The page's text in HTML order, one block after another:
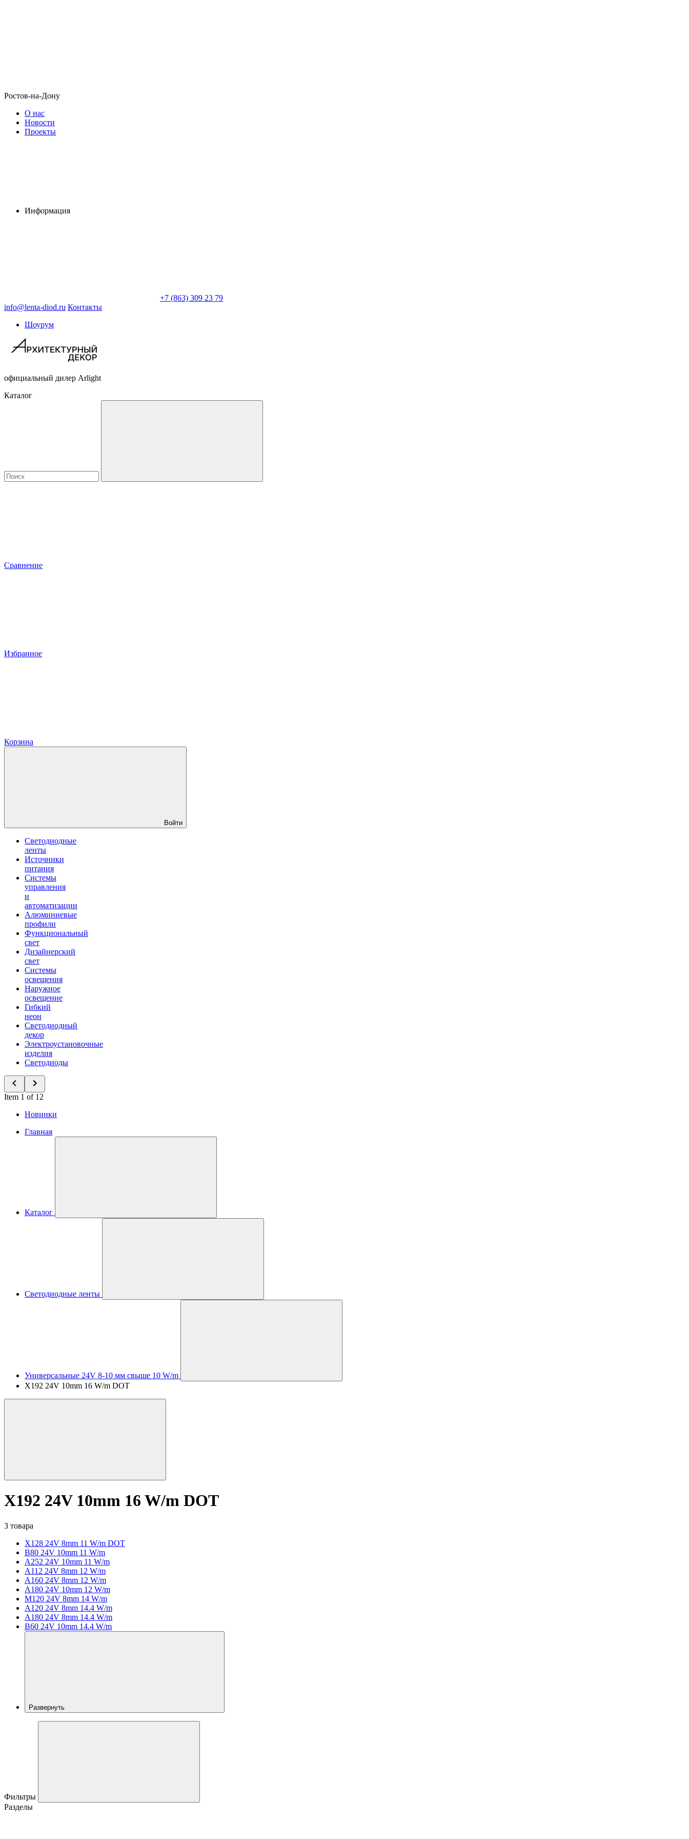
Ростов-на-Дону
О нас
Новости
Проекты
Информация
+7 (863) 309 23 79
info@lenta-diod.ru Контакты
Шоурум
официальный дилер Arlight
Каталог
Сравнение
Избранное
Корзина
Войти
Светодиодные
ленты
Источники
питания
Системы
управления
и
автоматизации
Алюминиевые
профили
Функциональный
свет
Дизайнерский
свет
Системы
освещения
Наружное
освещение
Гибкий
неон
Светодиодный
декор
Электроустановочные
изделия
Светодиоды
Item 1 of 12
Новинки
Главная
Каталог
Светодиодные ленты
Универсальные 24V 8-10 мм свыше 10 W/m
X192 24V 10mm 16 W/m DOT
X192 24V 10mm 16 W/m DOT
3 товара
X128 24V 8mm 11 W/m DOT
B80 24V 10mm 11 W/m
A252 24V 10mm 11 W/m
A112 24V 8mm 12 W/m
A160 24V 8mm 12 W/m
A180 24V 10mm 12 W/m
M120 24V 8mm 14 W/m
A120 24V 8mm 14.4 W/m
A180 24V 8mm 14.4 W/m
B60 24V 10mm 14.4 W/m
Развернуть
Фильтры
Разделы